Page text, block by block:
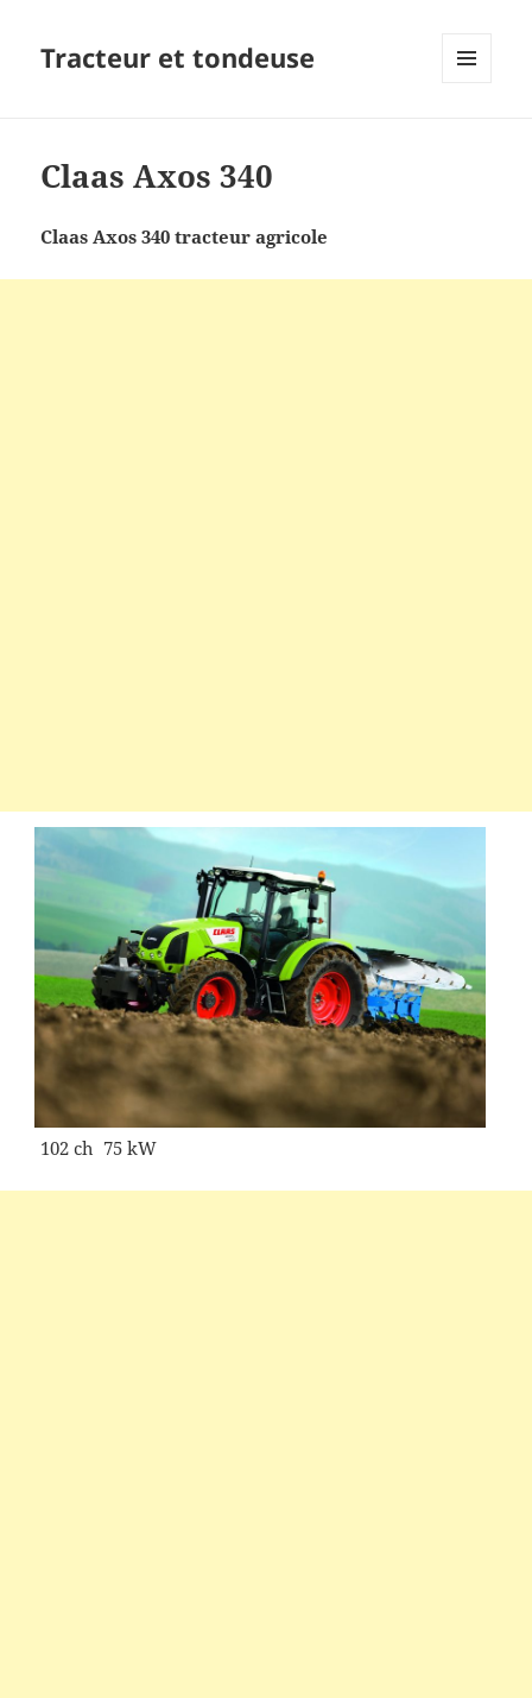
Tracteur et tondeuse
Claas Axos 340
Claas Axos 340 tracteur agricole
102 ch 75 kW